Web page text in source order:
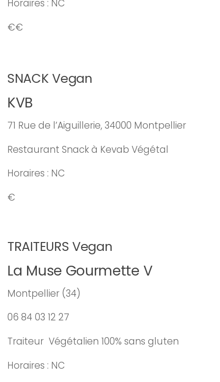
Horaires : NC
€€
SNACK Vegan
KVB
71 Rue de l’Aiguillerie, 34000 Montpellier
Restaurant Snack à Kevab Végétal
Horaires : NC
€
TRAITEURS Vegan
La Muse Gourmette V
Montpellier (34)
06 84 03 12 27
Traiteur Végétalien 100% sans gluten
Horaires : NC